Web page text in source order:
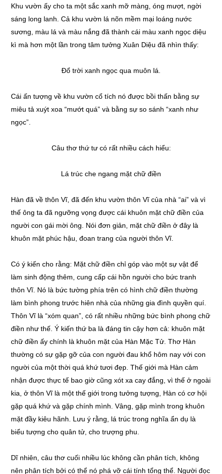
Khu vườn ấy cho ta một sắc xanh mỡ màng, óng mượt, ngời
sáng long lanh. Cả khu vườn lá nõn mềm mại loáng nước
sương, màu lá và màu nắng đã thành cái màu xanh ngọc diệu
kì mà hơn một lần trong tâm tưởng Xuân Diệu đã nhìn thấy:
Đổ trời xanh ngọc qua muôn lá.
Cái ấn tượng về khu vườn cổ tích nó được bồi thấn bằng sự
miêu tả xuýt xoa “mướt quá” và bằng sự so sánh “xanh như
ngọc”.
Câu thơ thứ tư có rất nhiều cách hiểu:
Lá trúc che ngang mặt chữ điền
Hàn đã về thôn Vĩ, đã đến khu vườn thôn Vĩ của nhà “ai” và vì
thế ông ta đã ngưỡng vọng được cái khuôn mặt chữ điền của
người con gái mời ông. Nói đơn giản, mặt chữ điền ở đây là
khuôn mặt phúc hậu, đoan trang của người thôn Vĩ.
Có ý kiến cho rằng: Mặt chữ điền chỉ góp vào một sự vật để
làm sinh động thêm, cung cấp cái hồn người cho bức tranh
thôn Vĩ. Nó là bức tường phía trên có hình chữ điền thường
làm bình phong trước hiên nhà của những gia đình quyền quí.
Thôn Vĩ là “xóm quan”, có rất nhiều những bức bình phong chữ
điền như thế. Ý kiến thứ ba là đáng tin cậy hơn cả: khuôn mặt
chữ điền ấy chính là khuôn mặt của Hàn Mặc Tử. Thơ Hàn
thường có sự gặp gỡ của con người đau khổ hôm nay với con
người của một thời quá khứ tươi đẹp. Thế giới mà Hàn cảm
nhận được thực tế bao giờ cũng xót xa cay đắng, vì thế ở ngoài
kia, ở thôn Vĩ là một thế giới trong tưởng tượng, Hàn có cơ hội
gặp quá khứ và gặp chính mình. Vâng, gặp mình trong khuôn
mặt đầy kiêu hãnh. Lưu ý rằng, lá trúc trong nghĩa ẩn dụ là
biểu tượng cho quân tử, cho trượng phu.
Dĩ nhiên, câu thơ cuối nhiều lúc không cần phân tích, không
nên phân tích bởi có thể nó phá vỡ cái tính tổng thể. Người đọc